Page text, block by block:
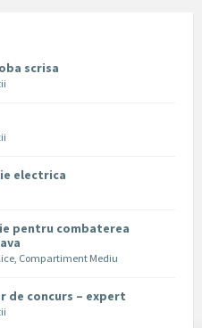
scrisa
electrica
pentru combaterea
, Compartiment Mediu
de concurs – expert